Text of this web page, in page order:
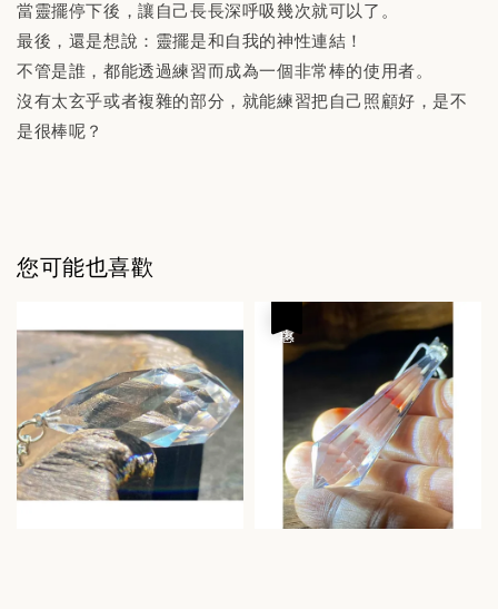
當靈擺停下後，讓自己長長深呼吸幾次就可以了。
最後，還是想說：靈擺是和自我的神性連結！
不管是誰，都能透過練習而成為一個非常棒的使用者。
沒有太玄乎或者複雜的部分，就能練習把自己照顧好，是不
是很棒呢？
您可能也喜歡